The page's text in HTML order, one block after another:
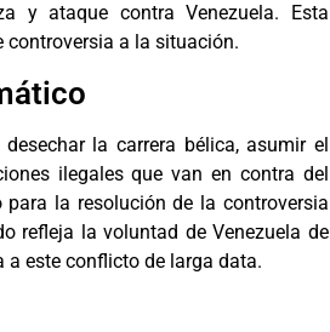
y ataque contra Venezuela. Esta
a la situación.
la carrera bélica, asumir el
ilegales que van en contra del
la resolución de la controversia
refleja la voluntad de Venezuela de
este conflicto de larga data.